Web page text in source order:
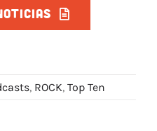
, ROCK, Top Ten